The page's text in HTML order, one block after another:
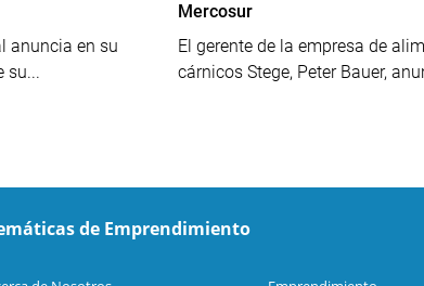
anuncia en su
su...
Mercosur
El gerente de la empresa de
cárnicos Stege, Peter Bauer,
de Emprendimiento